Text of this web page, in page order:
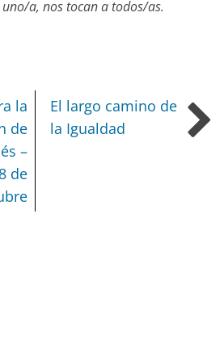
a, nos tocan a todos/as.
la
de
–
de
El largo camino de
la Igualdad